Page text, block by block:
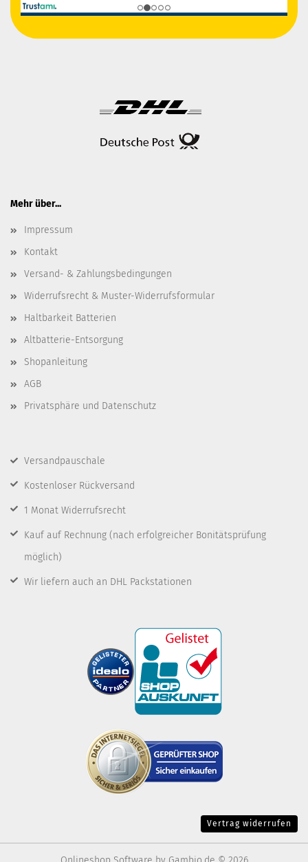
Mehr über...
Impressum
Kontakt
Versand- & Zahlungsbedingungen
Widerrufsrecht & Muster-Widerrufsformular
Haltbarkeit Batterien
Altbatterie-Entsorgung
Shopanleitung
AGB
Privatsphäre und Datenschutz
Versandpauschale
Kostenloser Rückversand
1 Monat Widerrufsrecht
Kauf auf Rechnung (nach erfolgreicher Bonitätsprüfung
möglich)
Wir liefern auch an DHL Packstationen
Vertrag widerrufen